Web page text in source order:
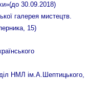
30.09.2018)
галерея мистецтв.
15)
НМЛ ім.А.Шептицького,